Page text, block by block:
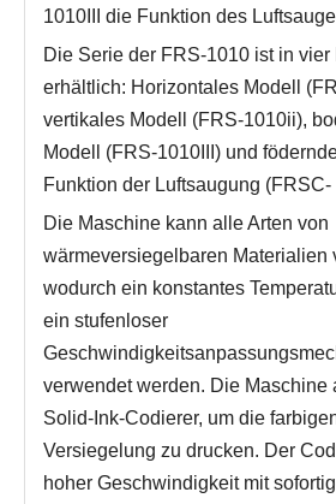
1010III die Funktion des
Die Serie der FRS-1010 ist in vier
erhältlich: Horizontales Modell
vertikales Modell (FRS-1010ii),
Modell (FRS-1010III) und
Funktion der Luftsaugung (FRSC-
Die Maschine kann alle Arten von
wärmeversiegelbaren Materialien
wodurch ein konstantes
ein stufenloser
verwendet werden. Die Maschine
Solid-Ink-Codierer, um die
Versiegelung zu drucken. Der
hoher Geschwindigkeit mit